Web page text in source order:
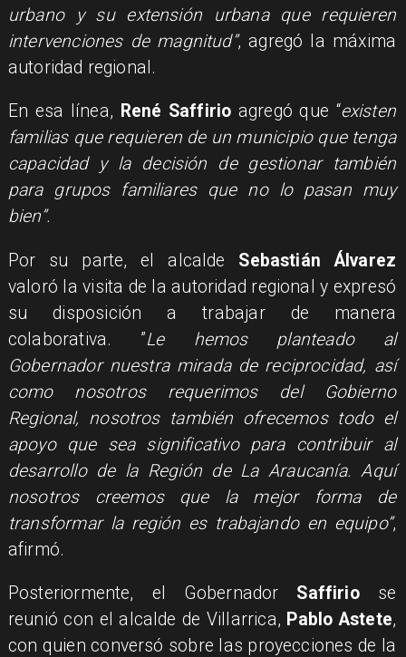
urbano y su extensión urbana que requieren
intervenciones de magnitud”, agregó la máxima
autoridad regional.
En esa línea, René Saffirio agregó que “existen
familias que requieren de un municipio que tenga
capacidad y la decisión de gestionar también
para grupos familiares que no lo pasan muy
bien”.
Por su parte, el alcalde Sebastián Álvarez
valoró la visita de la autoridad regional y expresó
su disposición a trabajar de manera
colaborativa. ”Le hemos planteado al
Gobernador nuestra mirada de reciprocidad, así
como nosotros requerimos del Gobierno
Regional, nosotros también ofrecemos todo el
apoyo que sea significativo para contribuir al
desarrollo de la Región de La Araucanía. Aquí
nosotros creemos que la mejor forma de
transformar la región es trabajando en equipo”,
afirmó.
Posteriormente, el Gobernador Saffiriose
reunió con el alcalde de Villarrica, Pablo Astete,
con quien conversó sobre las proyecciones de la